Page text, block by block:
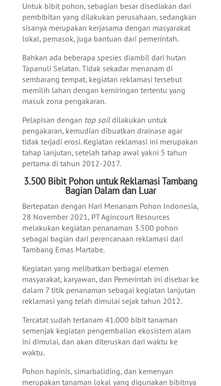
Untuk bibit pohon, sebagian besar disediakan dari
pembibitan yang dilakukan perusahaan, sedangkan
sisanya merupakan kerjasama dengan masyarakat
lokal, pemasok, juga bantuan dari pemerintah.
Bahkan ada beberapa spesies diambil dari hutan
Tapanuli Selatan. Tidak sekadar menanam di
sembarang tempat, kegiatan reklamasi tersebut
memilih lahan dengan kemiringan tertentu yang
masuk zona pengakaran.
Pelapisan dengan top soildilakukan untuk
pengakaran, kemudian dibuatkan drainase agar
tidak terjadi erosi. Kegiatan reklamasi ini merupakan
tahap lanjutan, setelah tahap awal yakni 5 tahun
pertama di tahun 2012-2017.
3.500 Bibit Pohon untuk Reklamasi Tambang
Bagian Dalam dan Luar
Bertepatan dengan Hari Menanam Pohon Indonesia,
28 November 2021, PT Agincourt Resources
melakukan kegiatan penanaman 3.500 pohon
sebagai bagian dari perencanaan reklamasi dari
Tambang Emas Martabe.
Kegiatan yang melibatkan berbagai elemen
masyarakat, karyawan, dan Pemerintah ini disebar ke
dalam 7 titik penanaman sebagai kegiatan lanjutan
reklamasi yang telah dimulai sejak tahun 2012.
Tercatat sudah tertanam 41.000 bibit tanaman
semenjak kegiatan pengembalian ekosistem alam
ini dimulai, dan akan diteruskan dari waktu ke
waktu.
Pohon hapinis, simarbaliding, dan kemenyan
merupakan tanaman lokal yang digunakan bibitnya